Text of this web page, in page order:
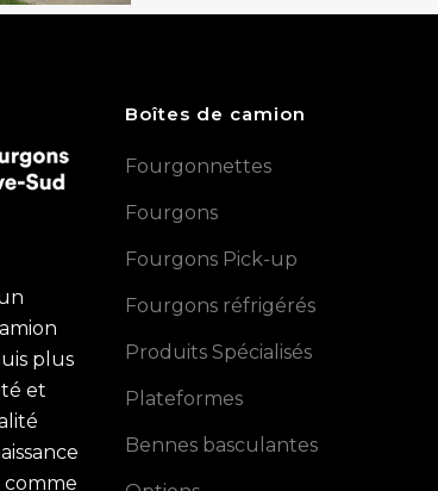
plus
et
comme
Boîtes de camion
Fourgonnettes
Fourgons
Fourgons Pick-up
Fourgons réfrigérés
Produits Spécialisés
Plateformes
Bennes basculantes